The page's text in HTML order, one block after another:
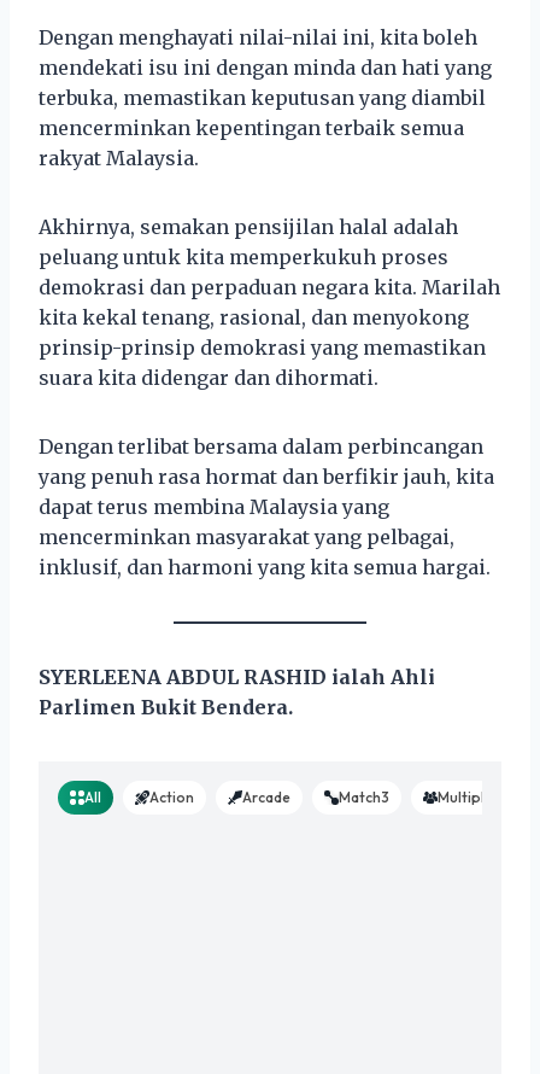
Dengan menghayati nilai-nilai ini, kita boleh
mendekati isu ini dengan minda dan hati yang
terbuka, memastikan keputusan yang diambil
mencerminkan kepentingan terbaik semua
rakyat Malaysia.
Akhirnya, semakan pensijilan halal adalah
peluang untuk kita memperkukuh proses
demokrasi dan perpaduan negara kita. Marilah
kita kekal tenang, rasional, dan menyokong
prinsip-prinsip demokrasi yang memastikan
suara kita didengar dan dihormati.
Dengan terlibat bersama dalam perbincangan
yang penuh rasa hormat dan berfikir jauh, kita
dapat terus membina Malaysia yang
mencerminkan masyarakat yang pelbagai,
inklusif, dan harmoni yang kita semua hargai.
SYERLEENA ABDUL RASHID ialah Ahli
Parlimen Bukit Bendera.